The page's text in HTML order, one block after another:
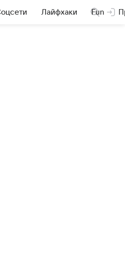
Лайфхаки Fun